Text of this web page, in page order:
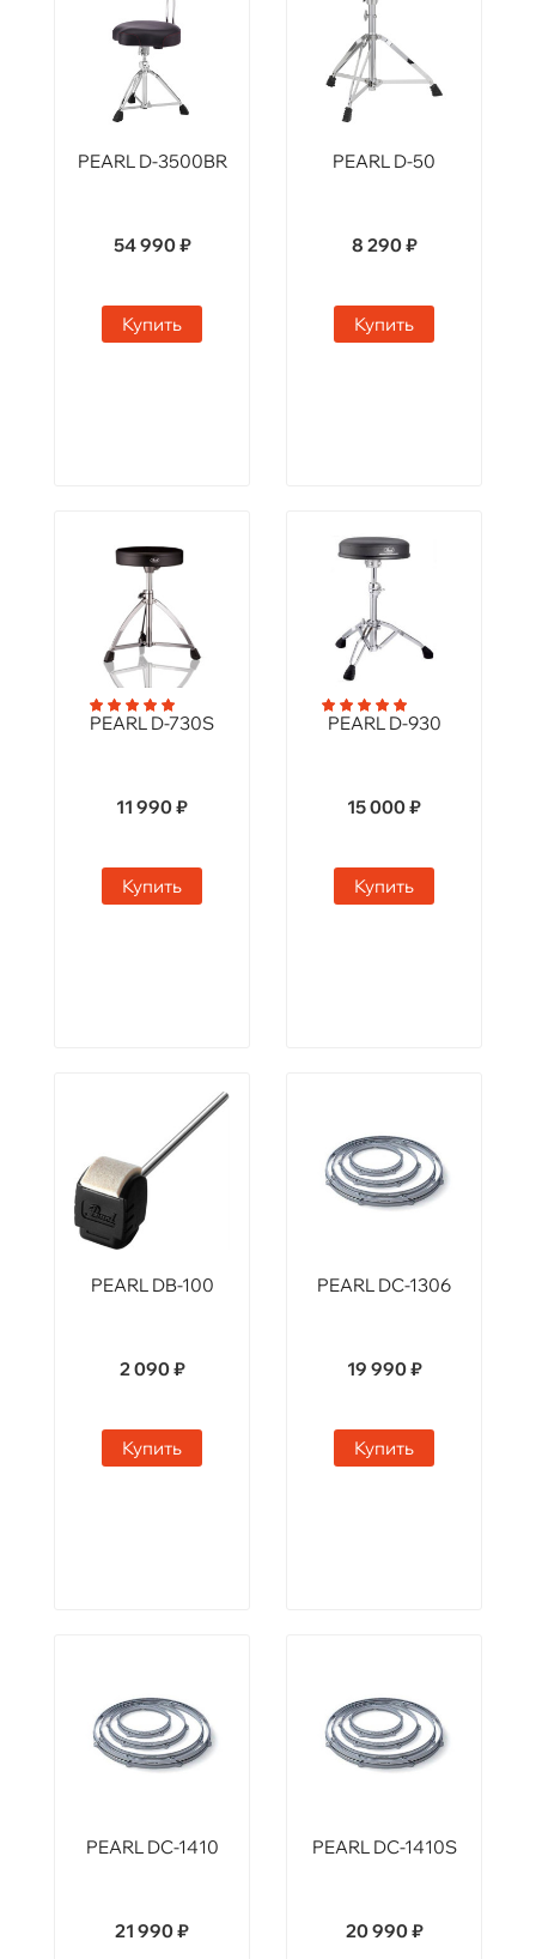
PEARL D-3500BR
54 990 ₽
Купить
PEARL D-50
8 290 ₽
Купить
PEARL D-730S
11 990 ₽
Купить
PEARL D-930
15 000 ₽
Купить
PEARL DB-100
2 090 ₽
Купить
PEARL DC-1306
19 990 ₽
Купить
PEARL DC-1410
21 990 ₽
PEARL DC-1410S
20 990 ₽